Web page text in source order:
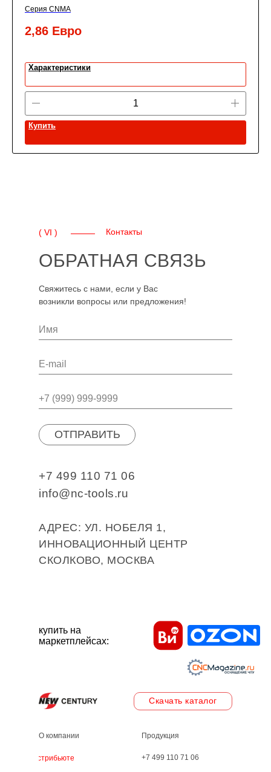
Серия CNMA
2,86 Евро
Характеристики
Купить
ОБРАТНАЯ СВЯЗЬ
Свяжитесь с нами, если у Вас
возникли вопросы или предложения!
+7 499 110 71 06
info@nc-tools.ru
АДРЕС: УЛ. НОБЕЛЯ 1,
ИННОВАЦИОННЫЙ ЦЕНТР
СКОЛКОВО, МОСКВА
ОТПРАВИТЬ
( VI ) Контакты
+7 499 110 71 06
Скачать каталог
О компании Продукция
Дистрибьютеры
купить на
маркетплейсах: